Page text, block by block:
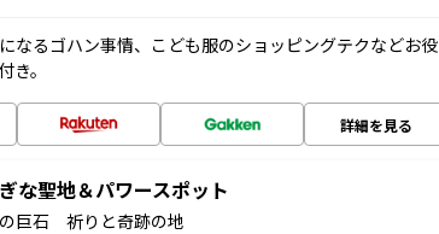
なるゴハン事情、こども服のショッピングテクなどお役
。
詳細を見る
な聖地＆パワースポット
巨石 祈りと奇跡の地